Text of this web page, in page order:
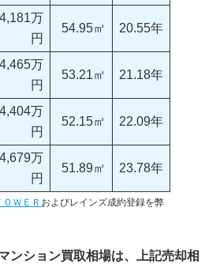
4,181万
円
54.95㎡ 20.55年
4,465万
円
53.21㎡ 21.18年
4,404万
円
52.15㎡ 22.09年
4,679万
円
51.89㎡ 23.78年
ＷＥＲ およびレインズ成約登録を弊
ンション買取相場は、上記売却相